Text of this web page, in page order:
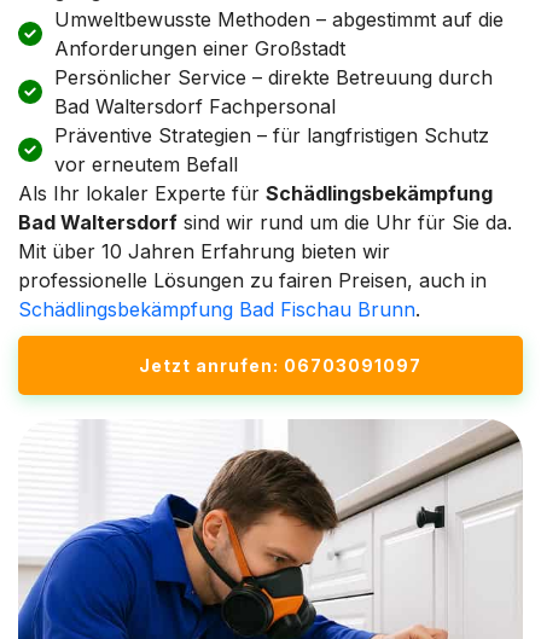
Umweltbewusste Methoden – abgestimmt auf die
Anforderungen einer Großstadt
Persönlicher Service – direkte Betreuung durch
Bad Waltersdorf Fachpersonal
Präventive Strategien – für langfristigen Schutz
vor erneutem Befall
Als Ihr lokaler Experte für Schädlingsbekämpfung
Bad Waltersdorf sind wir rund um die Uhr für Sie da.
Mit über 10 Jahren Erfahrung bieten wir
professionelle Lösungen zu fairen Preisen, auch in
Schädlingsbekämpfung Bad Fischau Brunn.
Jetzt anrufen: 06703091097